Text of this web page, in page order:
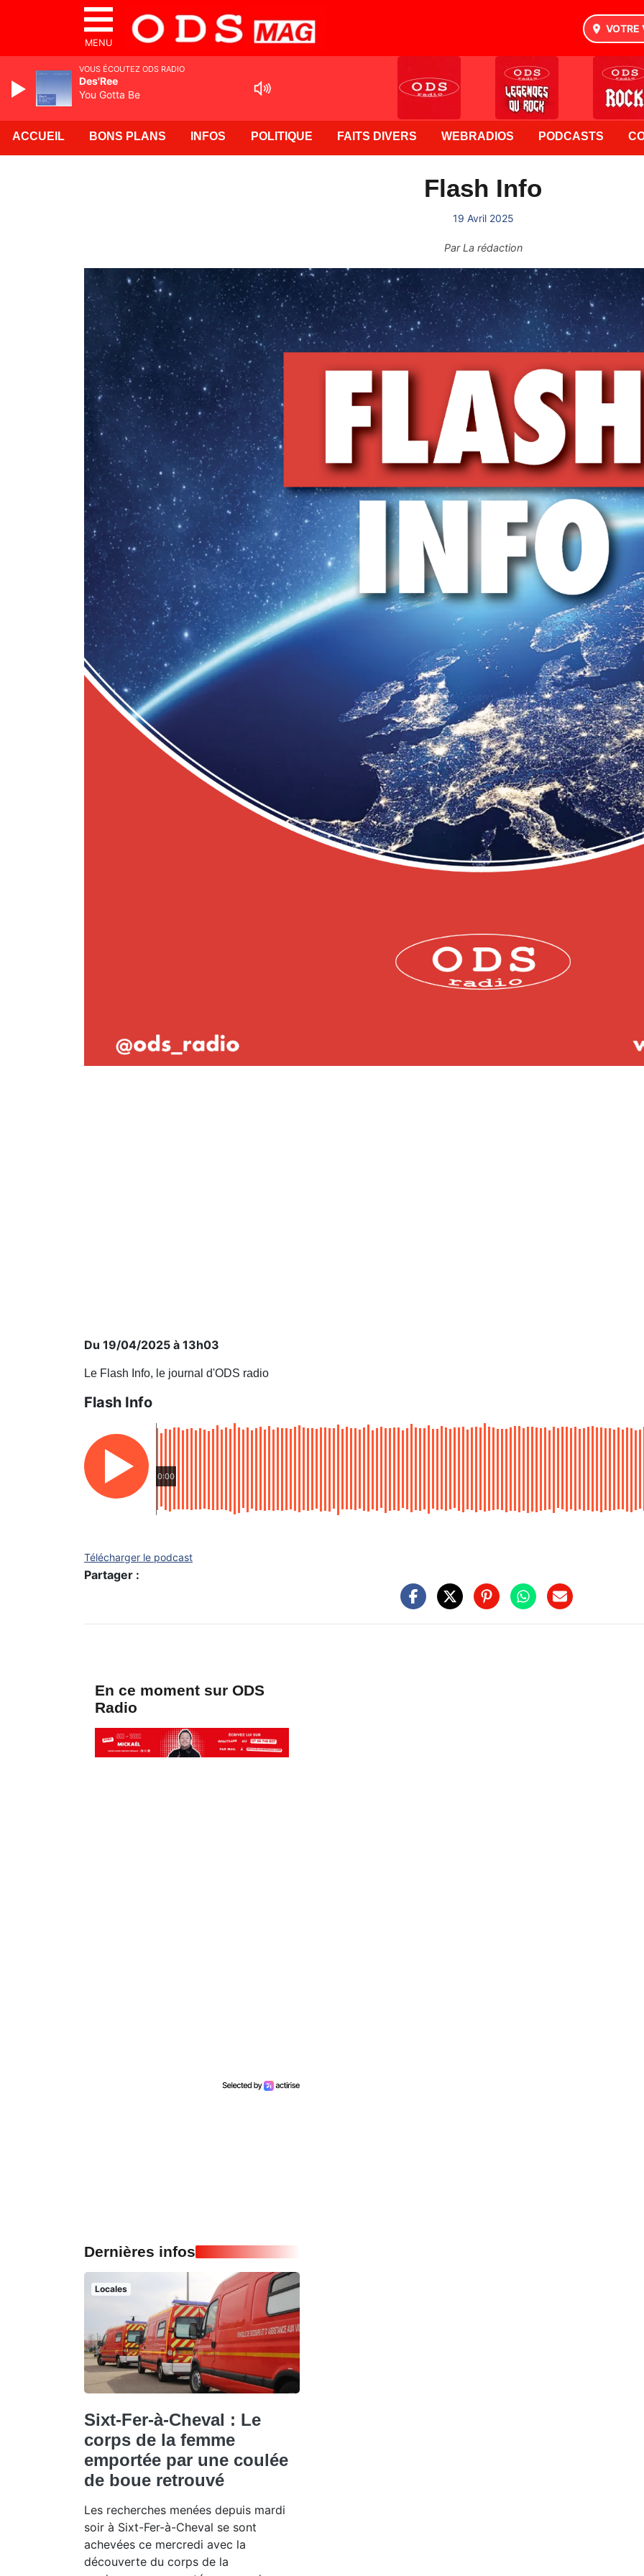
MENU
VOTRE
ACCUEIL BONS PLANS INFOS POLITIQUE FAITS DIVERS WEBRADIOS PODCASTS
Flash Info
19 Avril 2025
ParLa rédaction
Du 19/04/2025 à 13h03
Le Flash Info, le journal d'ODS radio
Flash Info
0:00
Télécharger le podcast
Partager :
En ce moment sur ODS
Radio
Dernières infos
Locales
Sixt-Fer-à-Cheval : Le
corps de la femme
emportée par une coulée
de boue retrouvé
Les recherches menées depuis mardi
soir à Sixt-Fer-à-Cheval se sont
achevées ce mercredi avec la
découverte du corps de la
VOUS ÉCOUTEZ ODS RADIO
Des'Ree
You Gotta Be